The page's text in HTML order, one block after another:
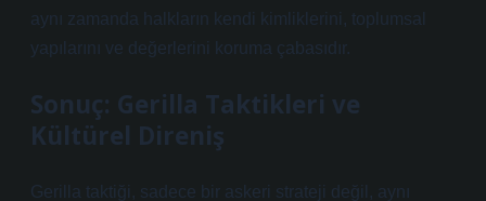
aynı zamanda halkların kendi kimliklerini, toplumsal
yapılarını ve değerlerini koruma çabasıdır.
Sonuç: Gerilla Taktikleri ve
Kültürel Direniş
Gerilla taktiği, sadece bir askeri strateji değil, aynı